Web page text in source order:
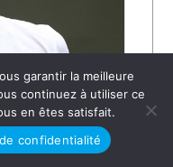
garantir la meilleure
continuez à utiliser ce
en êtes satisfait.
confidentialité